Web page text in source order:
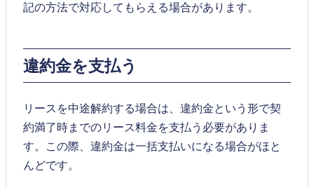
記の方法で対応してもらえる場合があります。
違約金を支払う
リースを中途解約する場合は、違約金という形で契
約満了時までのリース料金を支払う必要がありま
す。この際、違約金は一括支払いになる場合がほと
んどです。